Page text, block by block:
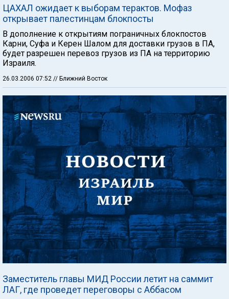
ЦАХАЛ ожидает к выборам терактов. Мофаз
открывает палестинцам блокпосты
В дополнение к открытиям пограничных блокпостов
Карни, Суфа и Керен Шалом для доставки грузов в ПА,
будет разрешен перевоз грузов из ПА на территорию
Израиля.
26.03.2006 07:52 // Ближний Восток
Заместитель главы МИД России летит на саммит
ЛАГ, где проведет переговоры с Аббасом